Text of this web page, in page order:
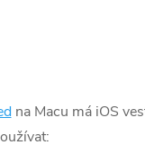
na Macu má iOS